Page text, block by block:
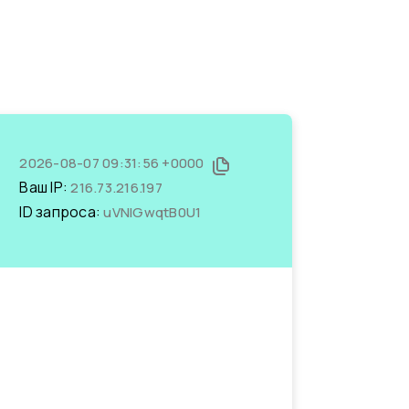
2026-08-07 09:31:56 +0000
Ваш IP:216.73.216.197
ID запроса:uVNlGwqtB0U1